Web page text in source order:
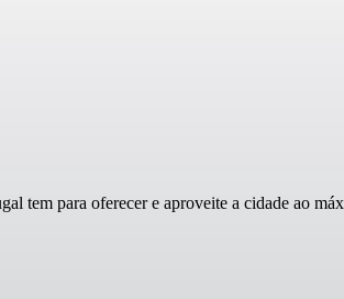
tem para oferecer e aproveite a cidade ao